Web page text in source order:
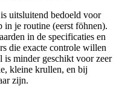
uitsluitend bedoeld voor
in je routine (eerst föhnen).
in de specificaties en
die exacte controle willen
minder geschikt voor zeer
kleine krullen, en bij
zijn.